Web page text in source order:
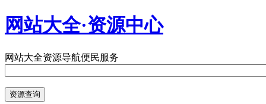
网站大全·资源中心
网站大全资源导航便民服务